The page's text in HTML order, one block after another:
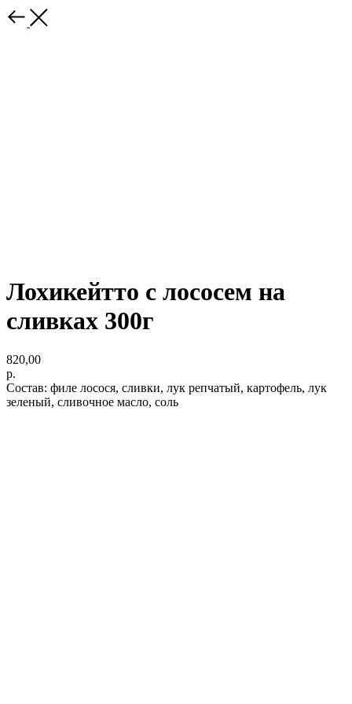
Лохикейтто с лососем на
сливках 300г
820,00
р.
Состав: филе лосося, сливки, лук репчатый, картофель, лук
зеленый, сливочное масло, соль